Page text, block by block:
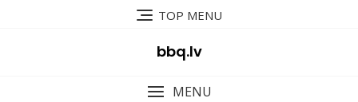
TOP MENU
bbq.lv
MENU